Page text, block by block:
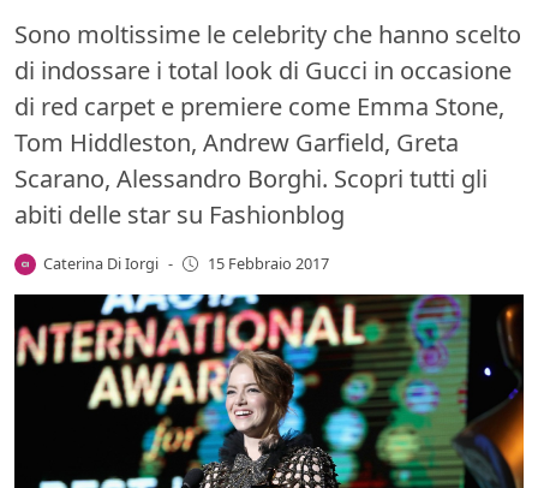
Sono moltissime le celebrity che hanno scelto
di indossare i total look di Gucci in occasione
di red carpet e premiere come Emma Stone,
Tom Hiddleston, Andrew Garfield, Greta
Scarano, Alessandro Borghi. Scopri tutti gli
abiti delle star su Fashionblog
Caterina Di Iorgi - 15 Febbraio 2017